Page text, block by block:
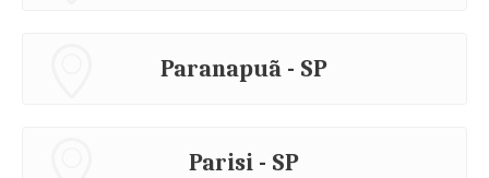
Paranapuã - SP
Parisi - SP